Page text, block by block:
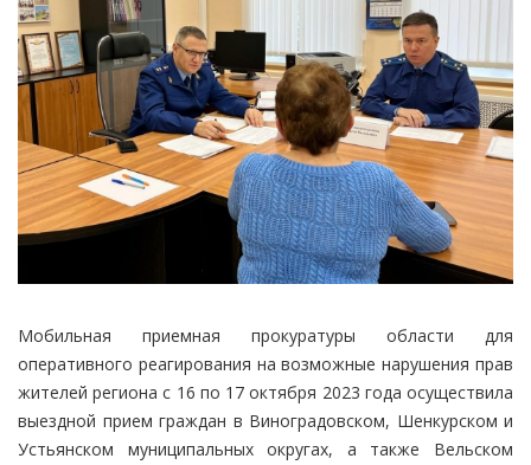
Мобильная приемная прокуратуры области для
оперативного реагирования на возможные нарушения прав
жителей региона с 16 по 17 октября 2023 года осуществила
выездной прием граждан в Виноградовском, Шенкурском и
Устьянском муниципальных округах, а также Вельском